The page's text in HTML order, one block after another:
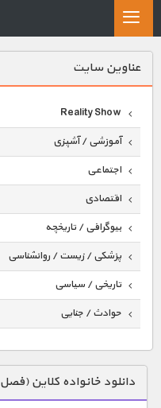
عناوين سايت
Reality Show
آموزشی / آشپزی
اجتماعی
اقتصادی
بیوگرافی / تاریخچه
پزشکی / زیست / روانشناسی
تاریخی / سیاسی
حوادث / جنایی
دنیای خوراکی ها
زمین شناسی / محیط زیست
دانلود خانواده کلاین (فصل 6)